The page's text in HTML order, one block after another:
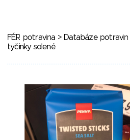
FÉR potravina > Databáze potravin
tyčinky solené